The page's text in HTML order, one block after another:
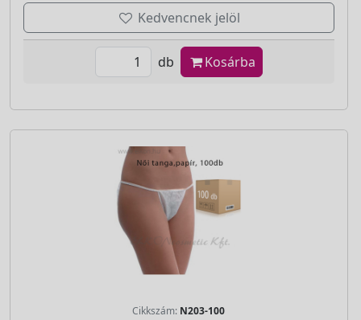
Kedvencnek jelöl
db Kosárba
Cikkszám: N203-100